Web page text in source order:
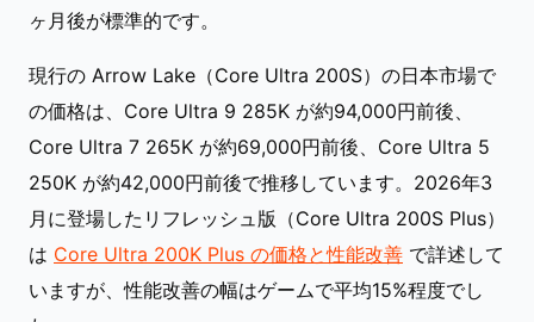
ヶ月後が標準的です。
現行の Arrow Lake（Core Ultra 200S）の日本市場で
の価格は、Core Ultra 9 285K が約94,000円前後、
Core Ultra 7 265K が約69,000円前後、Core Ultra 5
250K が約42,000円前後で推移しています。2026年3
月に登場したリフレッシュ版（Core Ultra 200S Plus）
は Core Ultra 200K Plus の価格と性能改善 で詳述して
いますが、性能改善の幅はゲームで平均15%程度でし